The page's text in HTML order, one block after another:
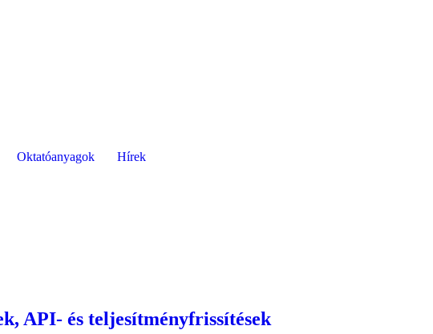
Oktatóanyagok Hírek
API- és teljesítményfrissítések